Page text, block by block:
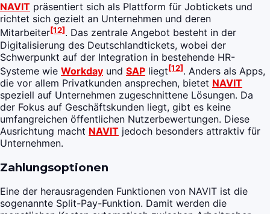
NAVIT präsentiert sich als Plattform für Jobtickets und
richtet sich gezielt an Unternehmen und deren
Mitarbeiter[12]. Das zentrale Angebot besteht in der
Digitalisierung des Deutschlandtickets, wobei der
Schwerpunkt auf der Integration in bestehende HR-
Systeme wie Workday und SAP liegt[12]. Anders als Apps,
die vor allem Privatkunden ansprechen, bietet NAVIT
speziell auf Unternehmen zugeschnittene Lösungen. Da
der Fokus auf Geschäftskunden liegt, gibt es keine
umfangreichen öffentlichen Nutzerbewertungen. Diese
Ausrichtung macht NAVIT jedoch besonders attraktiv für
Unternehmen.
Zahlungsoptionen
Eine der herausragenden Funktionen von NAVIT ist die
sogenannte Split-Pay-Funktion. Damit werden die